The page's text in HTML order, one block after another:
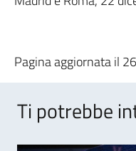
Pagina aggiornata il
Ti potrebbe